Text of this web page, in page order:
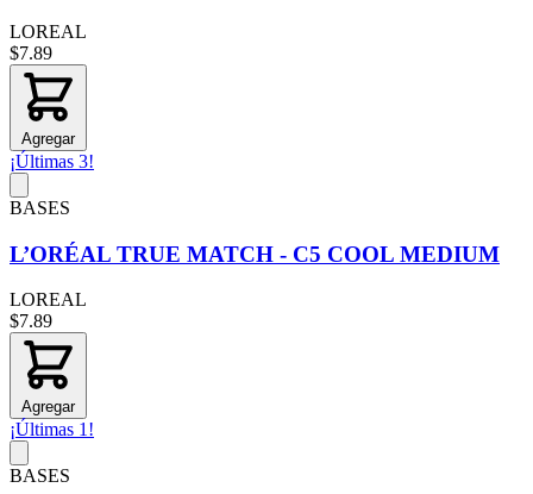
LOREAL
$7.89
Agregar
¡Últimas 3!
BASES
L’ORÉAL TRUE MATCH - C5 COOL MEDIUM
LOREAL
$7.89
Agregar
¡Últimas 1!
BASES